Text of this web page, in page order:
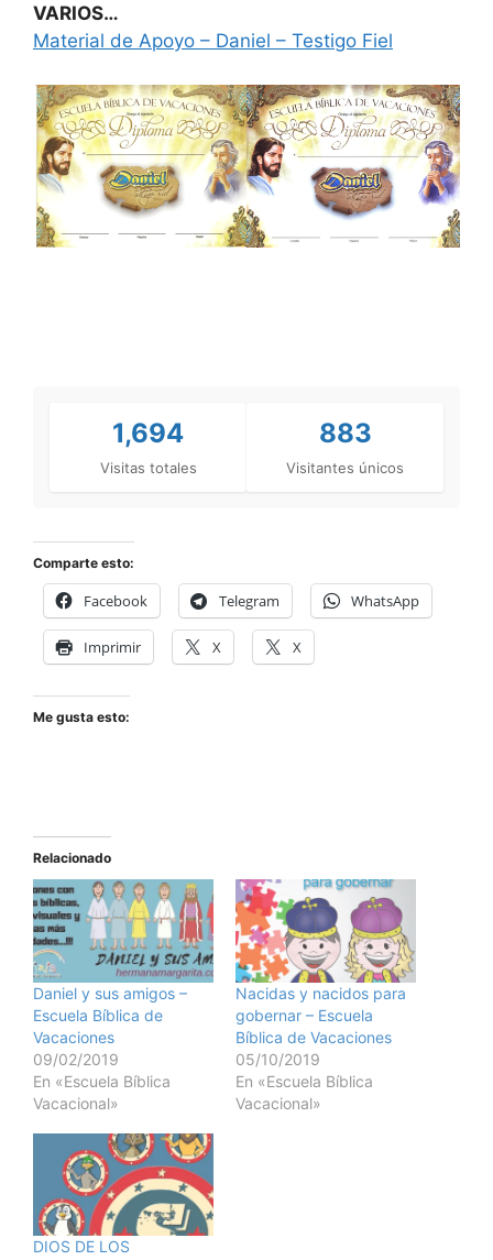
VARIOS…
Material de Apoyo – Daniel – Testigo Fiel
1,694
Visitas totales
883
Visitantes únicos
Comparte esto:
Facebook Telegram WhatsApp
Imprimir X X
Me gusta esto:
Relacionado
Daniel y sus amigos –
Escuela Bíblica de
Vacaciones
09/02/2019
En «Escuela Bíblica
Vacacional»
Nacidas y nacidos para
gobernar – Escuela
Bíblica de Vacaciones
05/10/2019
En «Escuela Bíblica
Vacacional»
DIOS DE LOS